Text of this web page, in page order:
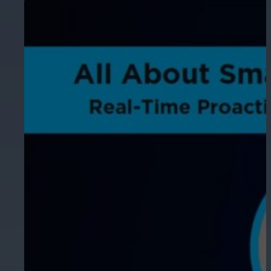
Educación
Garantice la seguridad en
Mejore la seguridad de los